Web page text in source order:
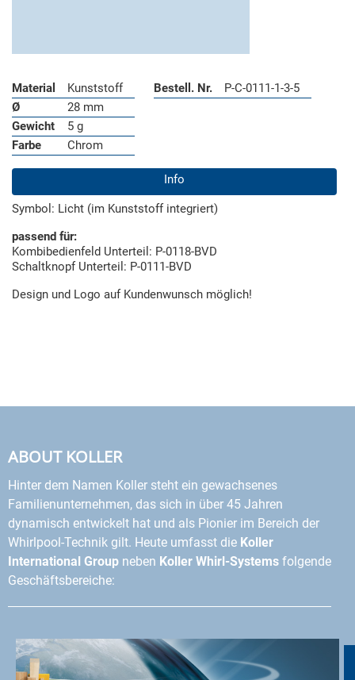
Material
Kunststoff
Ø
28 mm
Gewicht
5 g
Farbe
Chrom
Bestell. Nr. P-C-0111-1-3-5
Info
Symbol: Licht (im Kunststoff integriert)
passend für:
Kombibedienfeld Unterteil: P-0118-BVD
Schaltknopf Unterteil: P-0111-BVD
Design und Logo auf Kundenwunsch möglich!
ABOUT KOLLER
Hinter dem Namen Koller steht ein gewachsenes
Familienunternehmen, das sich in über 45 Jahren
dynamisch entwickelt hat und als Pionier im Bereich der
Whirlpool-Technik gilt. Heute umfasst die Koller
International Group neben Koller Whirl-Systems folgende
Geschäftsbereiche: